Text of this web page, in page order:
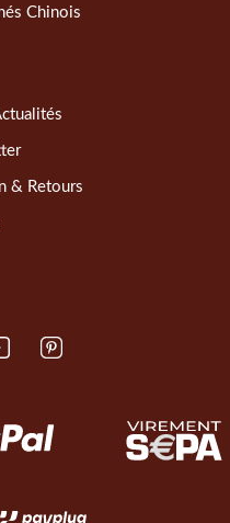
Chinois
& Retours